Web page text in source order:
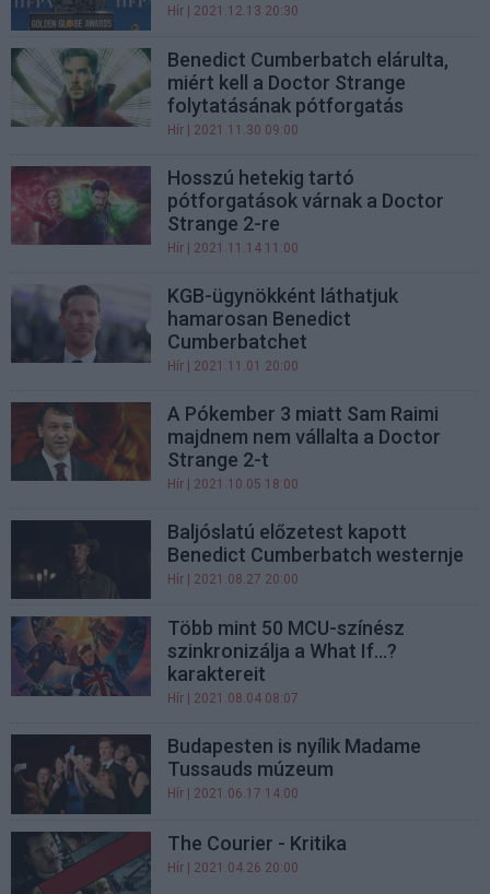
Hír | 2021.12.13 20:30
Benedict Cumberbatch elárulta,
miért kell a Doctor Strange
folytatásának pótforgatás
Hír | 2021.11.30 09:00
Hosszú hetekig tartó
pótforgatások várnak a Doctor
Strange 2-re
Hír | 2021.11.14 11:00
KGB-ügynökként láthatjuk
hamarosan Benedict
Cumberbatchet
Hír | 2021.11.01 20:00
A Pókember 3 miatt Sam Raimi
majdnem nem vállalta a Doctor
Strange 2-t
Hír | 2021.10.05 18:00
Baljóslatú előzetest kapott
Benedict Cumberbatch westernje
Hír | 2021.08.27 20:00
Több mint 50 MCU-színész
szinkronizálja a What If...?
karaktereit
Hír | 2021.08.04 08:07
Budapesten is nyílik Madame
Tussauds múzeum
Hír | 2021.06.17 14:00
The Courier - Kritika
Hír | 2021.04.26 20:00